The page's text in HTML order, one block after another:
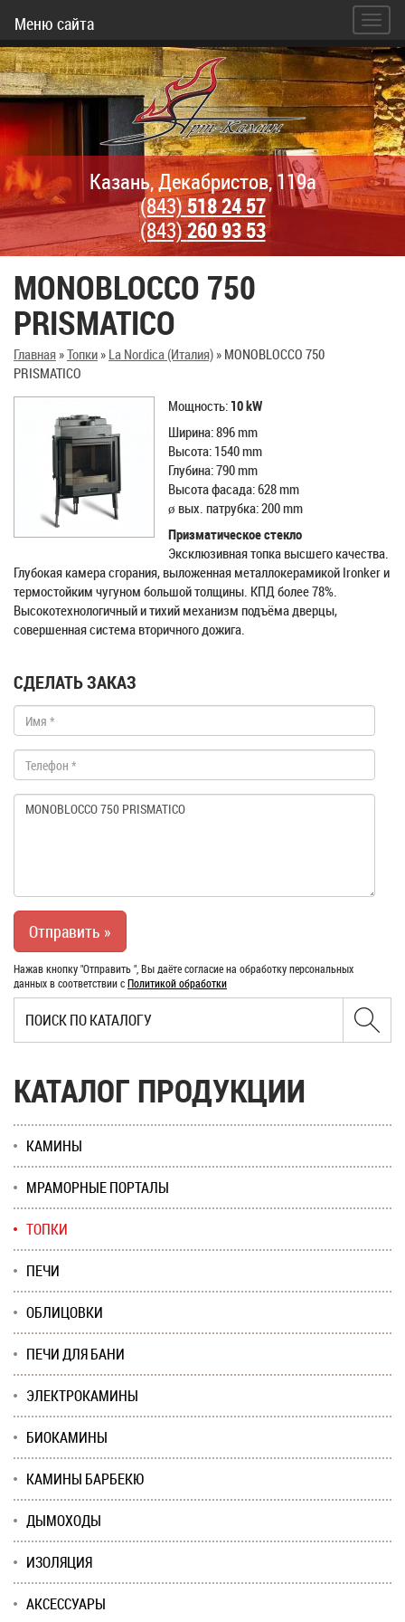
Меню сайта
Казань, Декабристов, 119а
(843)518 24 57
(843)260 93 53
MONOBLOCCO 750
PRISMATICO
Главная»Топки» La Nordica (Италия)» MONOBLOCCO 750
PRISMATICO
Mощность: 10kW
Ширина: 896 mm
Высота: 1540 mm
Глубина: 790 mm
Высота фасада: 628 mm
ø вых. пaтрубка: 200 mm
Призматическое стекло
Эксклюзивная топка высшего качества.
Глубокая камера сгорания, выложенная металлокерамикой Ironker и
термостойким чугуном большой толщины. КПД более 78%.
Высокотехнологичный и тихий механизм подъёма дверцы,
совершенная система вторичного дожига.
СДЕЛАТЬ ЗАКАЗ
Нажав кнопку "Отправить ", Вы даёте согласие на обработку персональных
данных в соответствии сПолитикой обработки
КАТАЛОГ ПРОДУКЦИИ
КАМИНЫ
МРАМОРНЫЕ ПОРТАЛЫ
ТОПКИ
ПЕЧИ
ОБЛИЦОВКИ
ПЕЧИ ДЛЯ БАНИ
ЭЛЕКТРОКАМИНЫ
БИОКАМИНЫ
КАМИНЫ БАРБЕКЮ
ДЫМОХОДЫ
ИЗОЛЯЦИЯ
АКСЕССУАРЫ